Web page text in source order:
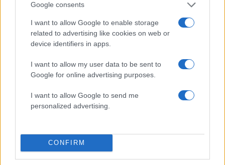
Google consents
I want to allow Google to enable storage
related to advertising like cookies on web or
device identifiers in apps.
I want to allow my user data to be sent to
Google for online advertising purposes.
I want to allow Google to send me
personalized advertising.
CONFIRM
12:40 17.04.25
Οπαδικό επεισόδιο μεταξύ ανηλίκων σε